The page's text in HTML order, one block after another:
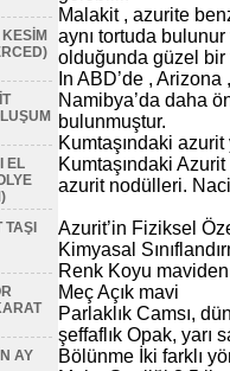
EL
AY
Malakit , azurite
aynı tortuda
olduğunda güzel bir
In ABD’de ,
Namibya’da daha
bulunmuştur.
Kumtaşındaki azurit
Kumtaşındaki
azurit nodülleri.
Azurit’in Fiziksel
Kimyasal
Renk Koyu
Meç Açık mavi
Parlaklık Camsı,
şeffaflık Opak, yarı
Bölünme İki farklı